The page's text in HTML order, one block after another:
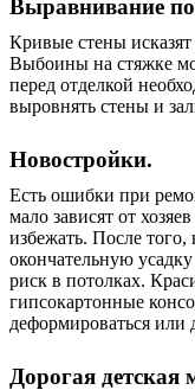
Выравнивание
Кривые стены
Выбоины на стяжке
перед отделкой
выровнять стены и
Новостройки.
Есть ошибки при
мало зависят от
избежать. После
окончательную
риск в потолках.
гипсокартонные
деформироваться или
Дорогая детская